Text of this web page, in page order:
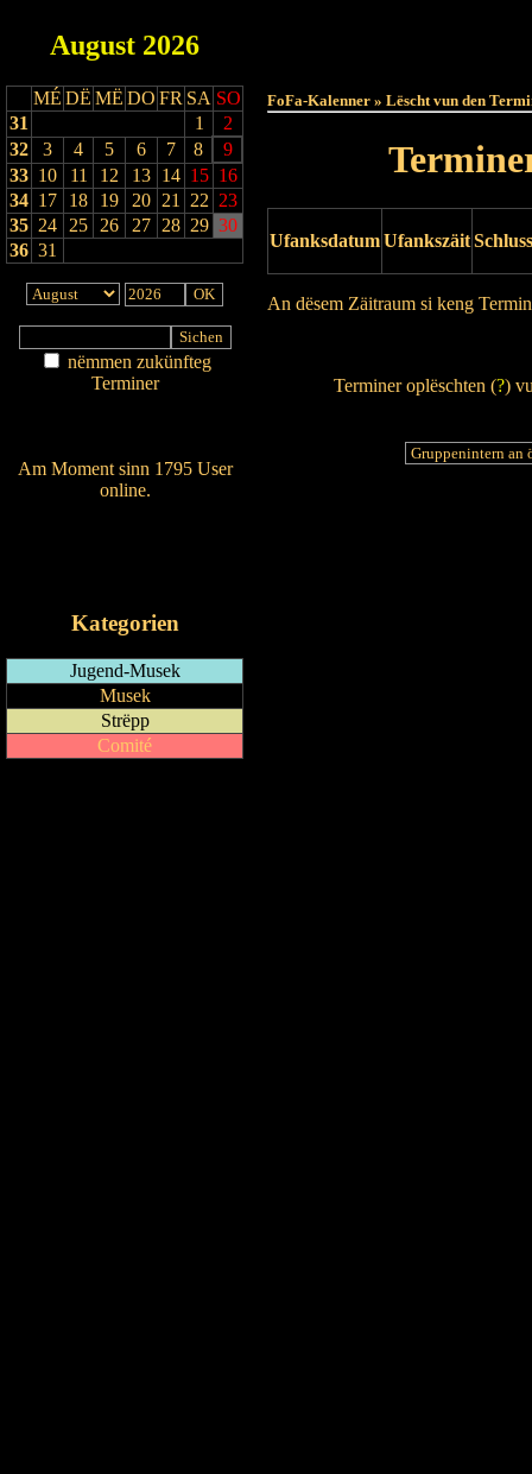
August 2026
MÉ DË MË DO FR SA SO
31
1
2
32
3 4 5 6 7 8
9
33 10 11 12 13 14 15 16
34 17 18 19 20 21 22 23
35 24 25 26 27 28 29 30
36 31
nëmmen zukünfteg
Terminer
Am Moment sinn 1795 User
online.
Kategorien
Jugend-Musek
Musek
Strëpp
Comité
FoFa-Kalenner » Lëscht vun den
UfanksdatumUfankszäit
An dësem Zäitraum si keng
Terminer oplëschten (?)